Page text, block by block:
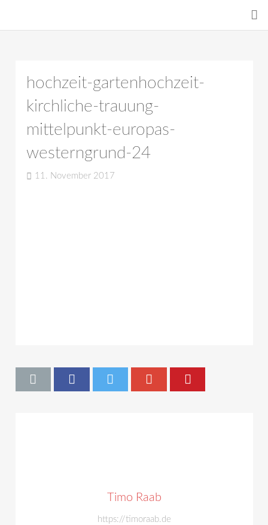
hochzeit-gartenhochzeit-
kirchliche-trauung-
mittelpunkt-europas-
westerngrund-24
11. November 2017
Timo Raab
https://timoraab.de